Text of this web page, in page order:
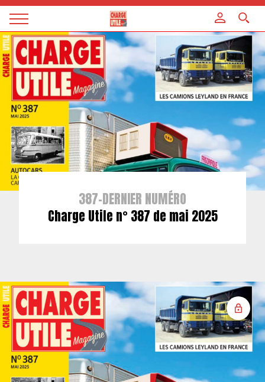
Magazine
Charge
utile
387-DERNIER NUMÉRO
Charge Utile n° 387 de mai 2025
Panneau de gestion des cookies